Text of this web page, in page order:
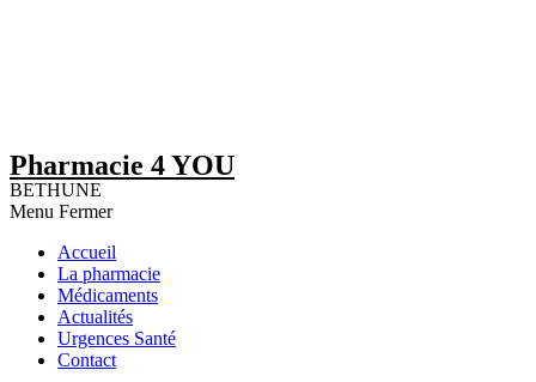
Pharmacie 4 YOU
BETHUNE
Menu Fermer
Accueil
La pharmacie
Médicaments
Actualités
Urgences Santé
Contact